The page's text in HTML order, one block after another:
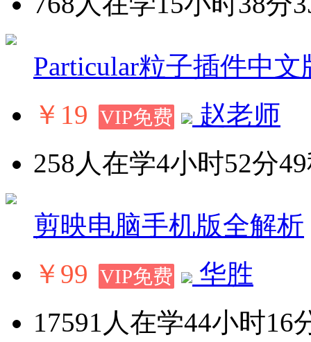
Particular粒子插件中
￥19 VIP免费
赵老师
258人在学4小时52分
剪映电脑手机版全解析
￥99 VIP免费
华胜
17591人在学44小时16